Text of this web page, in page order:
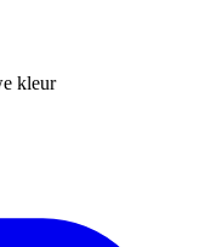
kleur